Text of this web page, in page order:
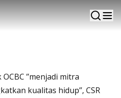
Ekonomi, Sosial, dan
’’menjadi mitra
kualitas hidup’’, CSR